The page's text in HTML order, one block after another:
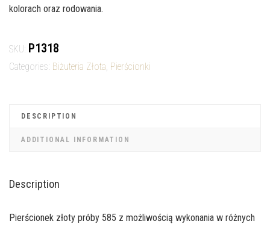
kolorach oraz rodowania.
SKU: P1318
Categories: Biżuteria Złota Pierścionki
DESCRIPTION
ADDITIONAL INFORMATION
Description
Pierścionek złoty próby 585 z możliwością wykonania w różnych